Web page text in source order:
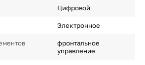
Цифровой
Электронное
фронтальное
управление